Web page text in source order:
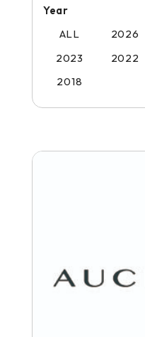
Year
ALL
2026
2023
2022
2018